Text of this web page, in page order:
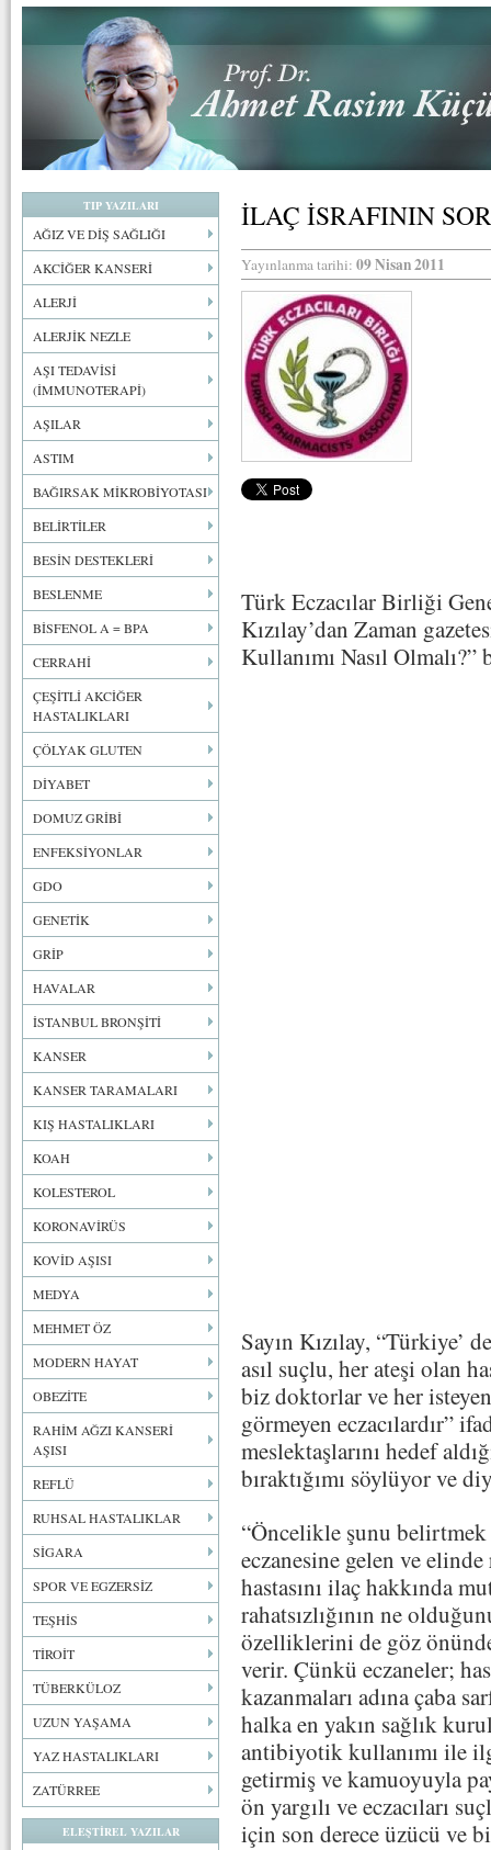
TIP YAZILARI
AĞIZ VE DİŞ SAĞLIĞI
AKCİĞER KANSERİ
ALERJİ
ALERJİK NEZLE
AŞI TEDAVİSİ
(İMMUNOTERAPİ)
AŞILAR
ASTIM
BAĞIRSAK MİKROBİYOTASI
BELİRTİLER
BESİN DESTEKLERİ
BESLENME
BİSFENOL A = BPA
CERRAHİ
ÇEŞİTLİ AKCİĞER
HASTALIKLARI
ÇÖLYAK GLUTEN
DİYABET
DOMUZ GRİBİ
ENFEKSİYONLAR
GDO
GENETİK
GRİP
HAVALAR
İSTANBUL BRONŞİTİ
KANSER
KANSER TARAMALARI
KIŞ HASTALIKLARI
KOAH
KOLESTEROL
KORONAVİRÜS
KOVİD AŞISI
MEDYA
MEHMET ÖZ
MODERN HAYAT
OBEZİTE
RAHİM AĞZI KANSERİ
AŞISI
REFLÜ
RUHSAL HASTALIKLAR
SİGARA
SPOR VE EGZERSİZ
TEŞHİS
TİROİT
TÜBERKÜLOZ
UZUN YAŞAMA
YAZ HASTALIKLARI
ZATÜRREE
ELEŞTİREL YAZILAR
İLAÇ İSRAFININ
Yayınlanma tarihi: 09 Nisan 2011
Türk Eczacılar Birliği
Kızılay’dan Zaman
Kullanımı Nasıl
Sayın Kızılay, “Türkiye’
asıl suçlu, her ateşi olan
biz doktorlar ve her
görmeyen eczacılardır”
meslektaşlarını hedef
bıraktığımı söylüyor ve
“Öncelikle şunu belirtmek
eczanesine gelen ve
hastasını ilaç hakkında
rahatsızlığının ne
özelliklerini de göz
verir. Çünkü eczaneler;
kazanmaları adına çaba
halka en yakın sağlık
antibiyotik kullanımı ile
getirmiş ve kamuoyuyla
ön yargılı ve eczacıları
için son derece üzücü ve